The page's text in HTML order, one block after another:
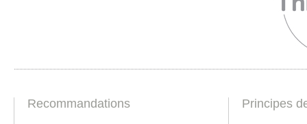
Recommandations Principes